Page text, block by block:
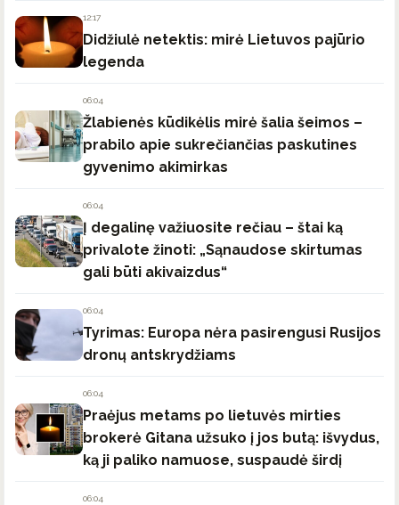
12:17
Didžiulė netektis: mirė Lietuvos pajūrio
legenda
06:04
Žlabienės kūdikėlis mirė šalia šeimos –
prabilo apie sukrečiančias paskutines
gyvenimo akimirkas
06:04
Į degalinę važiuosite rečiau – štai ką
privalote žinoti: „Sąnaudose skirtumas
gali būti akivaizdus“
06:04
Tyrimas: Europa nėra pasirengusi Rusijos
dronų antskrydžiams
06:04
Praėjus metams po lietuvės mirties
brokerė Gitana užsuko į jos butą: išvydus,
ką ji paliko namuose, suspaudė širdį
06:04